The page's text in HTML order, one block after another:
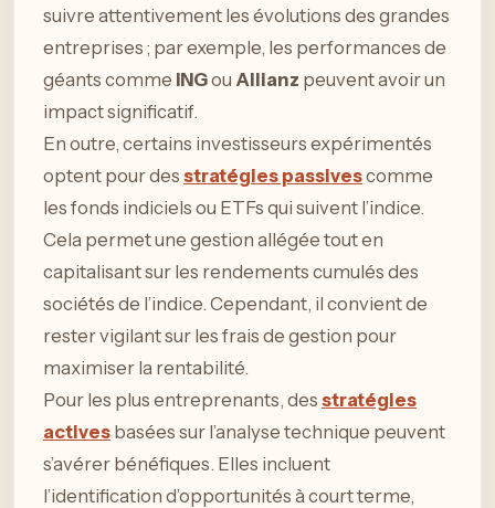
suivre attentivement les évolutions des grandes
entreprises ; par exemple, les performances de
géants comme INGou Allianz peuvent avoir un
impact significatif.
En outre, certains investisseurs expérimentés
optent pour des stratégies passivescomme
les fonds indiciels ou ETFs qui suivent l’indice.
Cela permet une gestion allégée tout en
capitalisant sur les rendements cumulés des
sociétés de l’indice. Cependant, il convient de
rester vigilant sur les frais de gestion pour
maximiser la rentabilité.
Pour les plus entreprenants, des stratégies
actives basées sur l’analyse technique peuvent
s’avérer bénéfiques. Elles incluent
l’identification d’opportunités à court terme,